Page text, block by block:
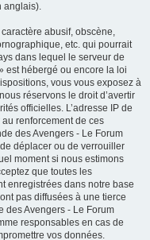
anglais).
abusif, obscène,
etc. qui pourrait
dans lequel le serveur de
est hébergé ou encore la loi
vous vous exposez à
réservons le droit d’avertir
officielles. L’adresse IP de
renforcement de ces
des Avengers - Le Forum
déplacer ou de verrouiller
moment si nous estimons
que toutes les
enregistrées dans notre base
pas diffusées à une tierce
des Avengers - Le Forum
responsables en cas de
vos données.